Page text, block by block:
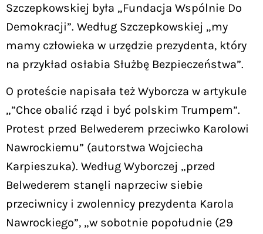
Szczepkowskiej była „Fundacja Wspólnie Do
Demokracji”. Według Szczepkowskiej „my
mamy człowieka w urzędzie prezydenta, który
na przykład osłabia Służbę Bezpieczeństwa”.
O proteście napisała też Wyborcza w artykule
„”Chce obalić rząd i być polskim Trumpem”.
Protest przed Belwederem przeciwko Karolowi
Nawrockiemu” (autorstwa Wojciecha
Karpieszuka). Według Wyborczej „przed
Belwederem stanęli naprzeciw siebie
przeciwnicy i zwolennicy prezydenta Karola
Nawrockiego”, „w sobotnie popołudnie (29